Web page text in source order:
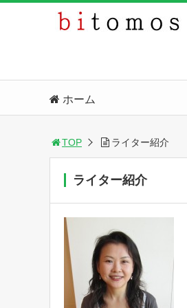
ホーム
TOP ライター紹介
ライター紹介